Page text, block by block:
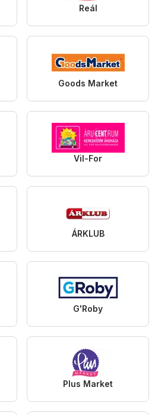
Reál
Goods Market
Vil-For
ÁRKLUB
G'Roby
Plus Market